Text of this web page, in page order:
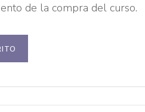
de la compra del curso.